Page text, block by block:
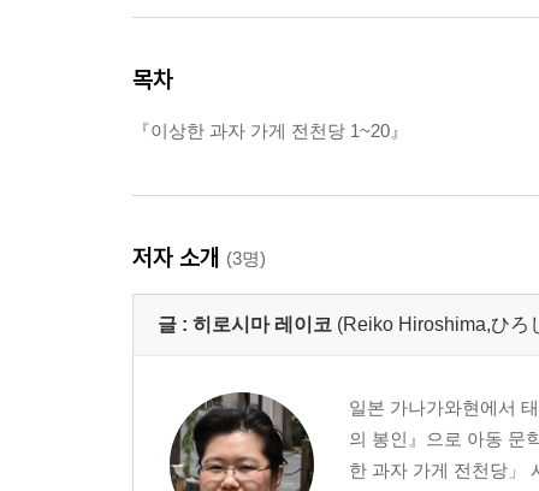
목차
『이상한 과자 가게 전천당 1~20』
저자 소개 (3명)
글 : 히로시마 레이코 (Reiko Hiroshima,ひろ
일본 가나가와현에서
의 봉인』으로 아동 문
한 과자 가게 전천당」